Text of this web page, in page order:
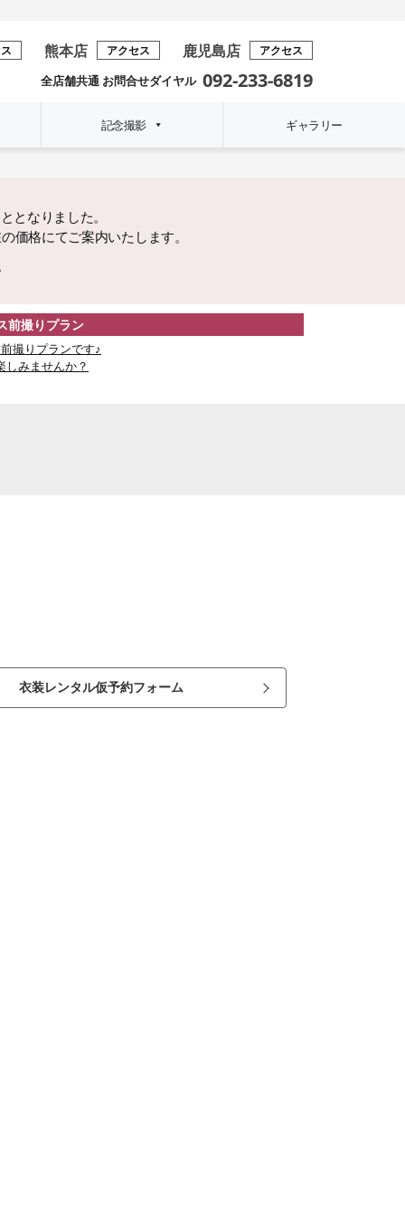
熊本店 アクセス 鹿児島店 アクセス
全店舗共通 お問合せダイヤル 092-233-6819
記念撮影 ギャラリー
となりました。
価格にてご案内いたします。
前撮りプラン
撮りプランです♪
しみませんか？
衣装レンタル仮予約フォーム